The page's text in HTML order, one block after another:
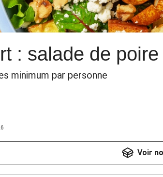
: salade de
minimum par personne
Voir